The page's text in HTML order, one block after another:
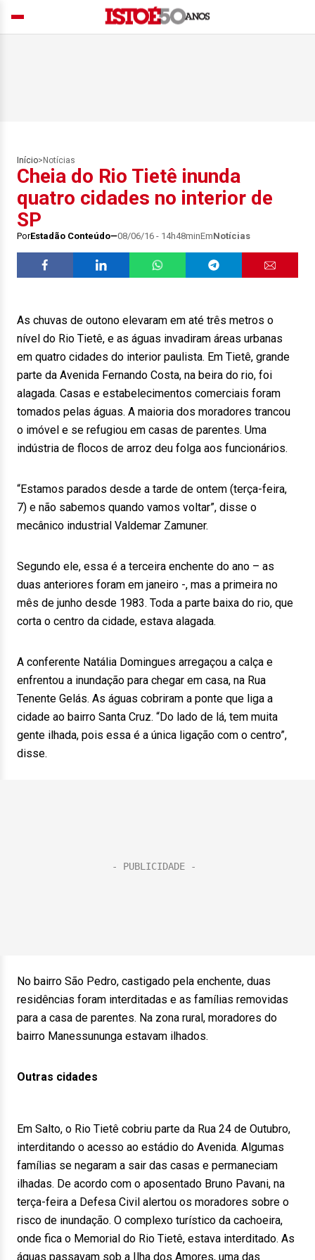
Início> Notícias
Cheia do Rio Tietê inunda
quatro cidades no interior de
SP
PorEstadão Conteúdo 08/06/16 - 14h48minEmNotícias
As chuvas de outono elevaram em até três metros o
nível do Rio Tietê, e as águas invadiram áreas urbanas
em quatro cidades do interior paulista. Em Tietê, grande
parte da Avenida Fernando Costa, na beira do rio, foi
alagada. Casas e estabelecimentos comerciais foram
tomados pelas águas. A maioria dos moradores trancou
o imóvel e se refugiou em casas de parentes. Uma
indústria de flocos de arroz deu folga aos funcionários.
“Estamos parados desde a tarde de ontem (terça-feira,
7) e não sabemos quando vamos voltar”, disse o
mecânico industrial Valdemar Zamuner.
Segundo ele, essa é a terceira enchente do ano – as
duas anteriores foram em janeiro -, mas a primeira no
mês de junho desde 1983. Toda a parte baixa do rio, que
corta o centro da cidade, estava alagada.
A conferente Natália Domingues arregaçou a calça e
enfrentou a inundação para chegar em casa, na Rua
Tenente Gelás. As águas cobriram a ponte que liga a
cidade ao bairro Santa Cruz. “Do lado de lá, tem muita
gente ilhada, pois essa é a única ligação com o centro”,
disse.
No bairro São Pedro, castigado pela enchente, duas
residências foram interditadas e as famílias removidas
para a casa de parentes. Na zona rural, moradores do
bairro Manessununga estavam ilhados.
Outras cidades
Em Salto, o Rio Tietê cobriu parte da Rua 24 de Outubro,
interditando o acesso ao estádio do Avenida. Algumas
famílias se negaram a sair das casas e permaneciam
ilhadas. De acordo com o aposentado Bruno Pavani, na
terça-feira a Defesa Civil alertou os moradores sobre o
risco de inundação. O complexo turístico da cachoeira,
onde fica o Memorial do Rio Tietê, estava interditado. As
águas passavam sob a Ilha dos Amores, uma das